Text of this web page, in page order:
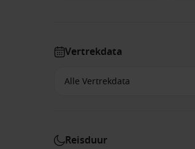
Vertrekdata
Reisduur